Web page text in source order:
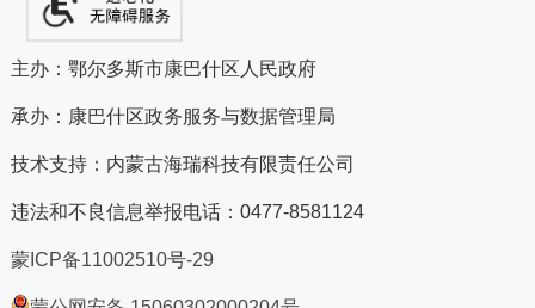
主办：鄂尔多斯市康巴什区人民政府
承办：康巴什区政务服务与数据管理局
技术支持：内蒙古海瑞科技有限责任公司
违法和不良信息举报电话：0477-8581124
蒙ICP备11002510号-29